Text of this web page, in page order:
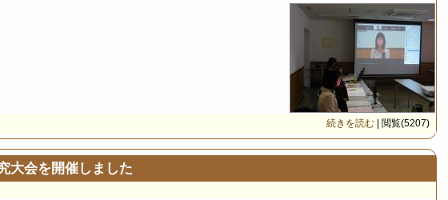
続きを読む | 閲覧(5207)
会を開催しました